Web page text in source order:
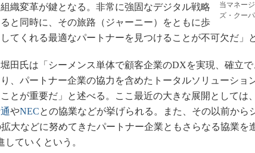
当マネー
ズ・クー
織変革が鍵となる。非常に強固なデジタル戦略
と同時に、その旅路（ジャーニー）をともに歩
てくれる最適なパートナーを見つけることが不可欠だ」
田氏は「シーメンス単体で顧客企業のDXを実現、確立で
、パートナー企業の協力を含めたトータルソリューショ
とが重要だ」と述べる。ここ最近の大きな展開としては、
やNECとの協業などが挙げられる。また、その以前から
大などに努めてきたパートナー企業ともさらなる協業を
していくという。